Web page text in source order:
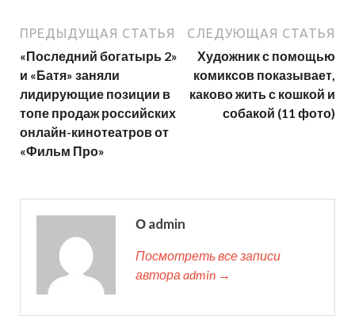
ПРЕДЫДУЩАЯ СТАТЬЯ
«Последний богатырь 2»
и «Батя» заняли
лидирующие позиции в
топе продаж российских
онлайн-кинотеатров от
«Фильм Про»
СЛЕДУЮЩАЯ СТАТЬЯ
Художник с помощью
комиксов показывает,
каково жить с кошкой и
собакой (11 фото)
О admin
Посмотреть все записи
автора admin →